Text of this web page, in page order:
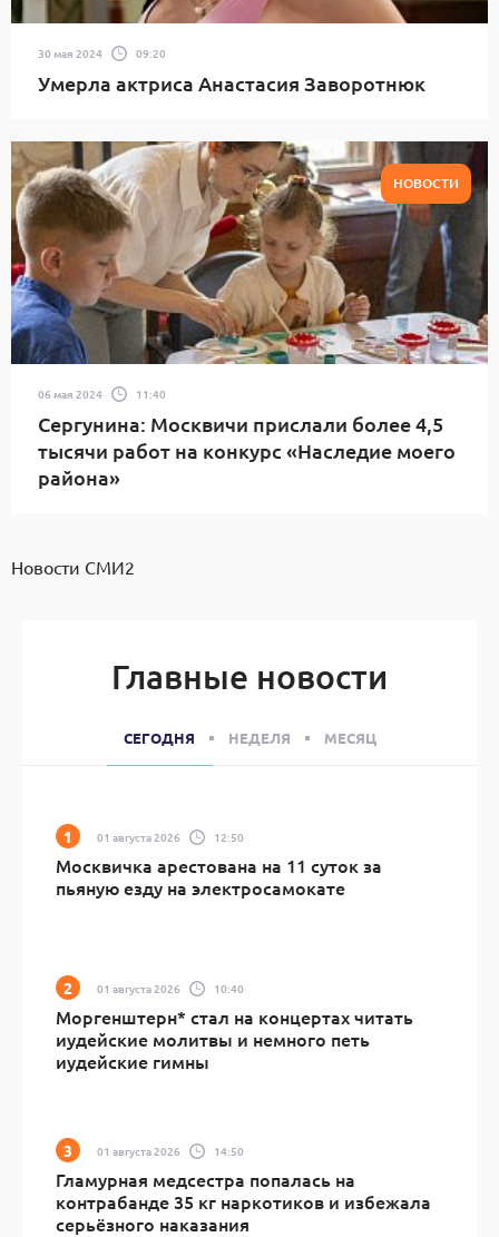
30 мая 2024 09:20
Умерла актриса Анастасия Заворотнюк
НОВОСТИ
06 мая 2024 11:40
Сергунина: Москвичи прислали более 4,5
тысячи работ на конкурс «Наследие моего
района»
Новости СМИ2
Главные новости
СЕГОДНЯ НЕДЕЛЯ МЕСЯЦ
01 августа 2026 12:50
Москвичка арестована на 11 суток за
пьяную езду на электросамокате
01 августа 2026 10:40
Моргенштерн* стал на концертах читать
иудейские молитвы и немного петь
иудейские гимны
01 августа 2026 14:50
Гламурная медсестра попалась на
контрабанде 35 кг наркотиков и избежала
серьёзного наказания